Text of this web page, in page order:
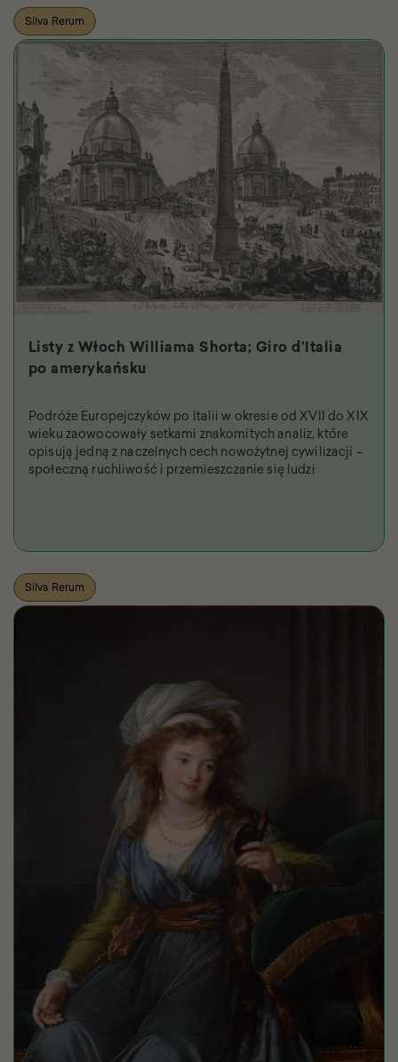
Silva Rerum
Listy z Włoch Williama Shorta; Giro d’Italia
po amerykańsku
Podróże Europejczyków po Italii w okresie od XVII do XIX
wieku zaowocowały setkami znakomitych analiz, które
opisują jedną z naczelnych cech nowożytnej cywilizacji –
społeczną ruchliwość i przemieszczanie się ludzi
Silva Rerum